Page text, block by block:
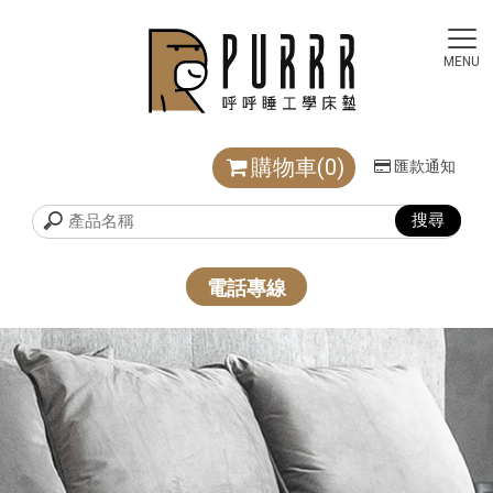
購物車(0) 匯款通知
電話專線